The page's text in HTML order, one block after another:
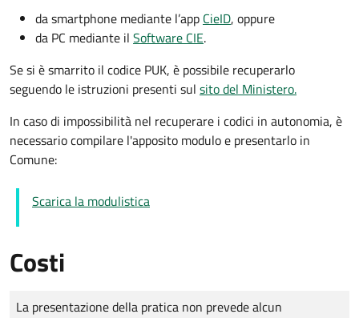
da smartphone mediante l’app CieID, oppure
da PC mediante il Software CIE.
Se si è smarrito il codice PUK, è possibile recuperarlo
seguendo le istruzioni presenti sul sito del Ministero.
In caso di impossibilità nel recuperare i codici in autonomia, è
necessario compilare l'apposito modulo e presentarlo in
Comune:
Scarica la modulistica
Costi
Tipo di pagamento
Importo
La presentazione della pratica non prevede alcun